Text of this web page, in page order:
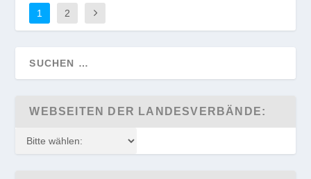
1 2
WEBSEITEN DER LANDESVERBÄNDE: